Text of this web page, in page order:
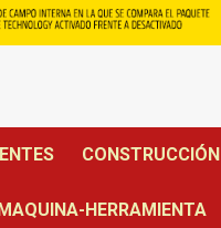
CONSTRUCCIÓN
HERRAMIENTA